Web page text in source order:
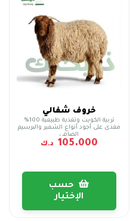
خروف شفالي
تربية الكويت وتغذية طبيعية 100%
مغذى على أجود أنواع الشعير والبرسيم
الصافي
105.000 د.ك
حسب
الإختيار